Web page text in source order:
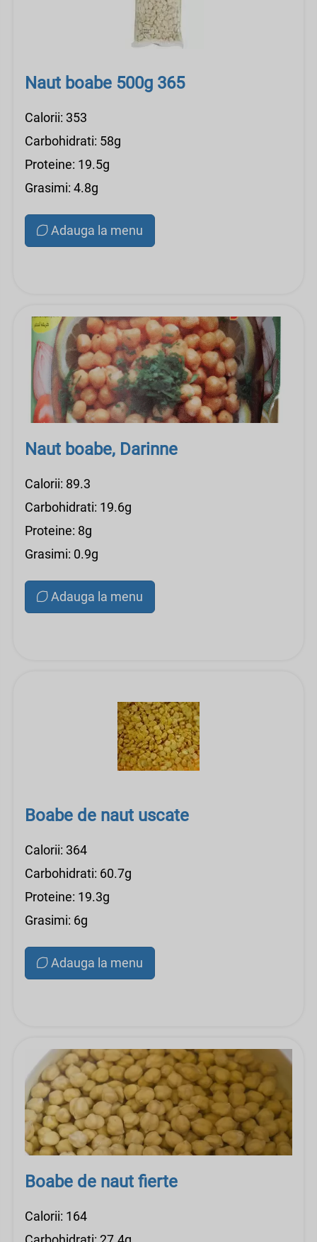
Naut boabe 500g 365
Calorii: 353
Carbohidrati: 58g
Proteine: 19.5g
Grasimi: 4.8g
Adauga la menu
Naut boabe, Darinne
Calorii: 89.3
Carbohidrati: 19.6g
Proteine: 8g
Grasimi: 0.9g
Adauga la menu
Boabe de naut uscate
Calorii: 364
Carbohidrati: 60.7g
Proteine: 19.3g
Grasimi: 6g
Adauga la menu
Boabe de naut fierte
Calorii: 164